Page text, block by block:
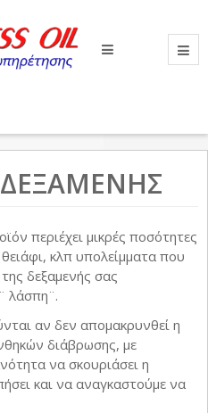
περιέχει μικρές ποσότητες
κλπ υπολείμματα που
δεξαμενής σας
λάσπη¨.
αν δεν απομακρυνθεί η
διάβρωσης, με
να σκουριάσει η
και να αναγκαστούμε να